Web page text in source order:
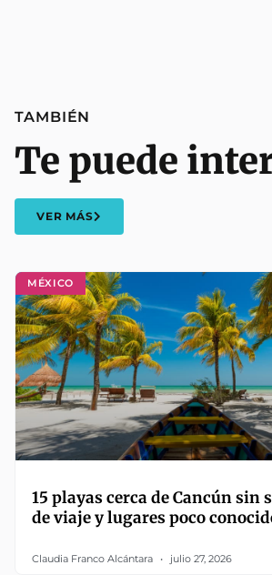
MÉXICO
15 playas cerca de Cancún sin
de viaje y lugares poco
Claudia Franco Alcántara julio 27, 2026
TAMBIÉN
Te puede
VER MÁS